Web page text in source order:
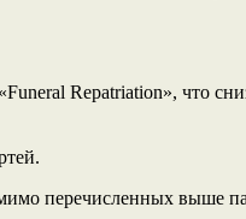
Repatriation», что
перечисленных выше